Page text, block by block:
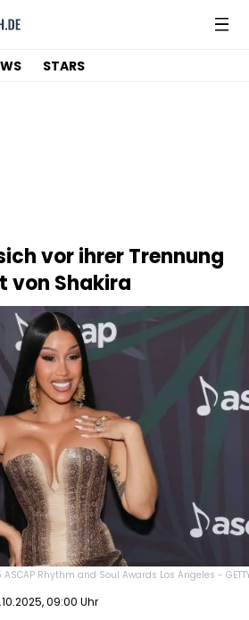
STARS
vor ihrer Trennung
von Shakira
Rhythm and Soul Awards Los Angeles -
09:00 Uhr